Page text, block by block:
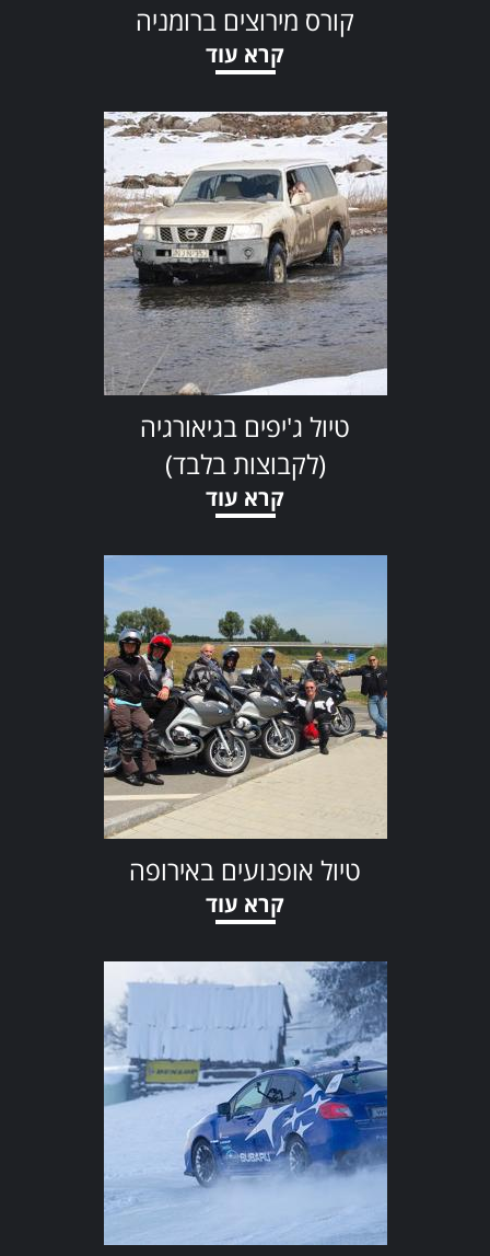
קורס מירוצים ברומניה
קרא עוד
טיול ג'יפים בגיאורגיה
(לקבוצות בלבד)
קרא עוד
טיול אופנועים באירופה
קרא עוד